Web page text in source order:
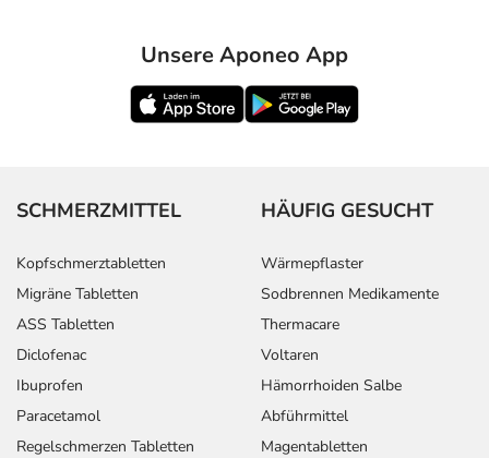
Unsere Aponeo App
SCHMERZMITTEL
Kopfschmerztabletten
Migräne Tabletten
ASS Tabletten
Diclofenac
Ibuprofen
Paracetamol
Regelschmerzen Tabletten
HÄUFIG GESUCHT
Wärmepflaster
Sodbrennen Medikamente
Thermacare
Voltaren
Hämorrhoiden Salbe
Abführmittel
Magentabletten